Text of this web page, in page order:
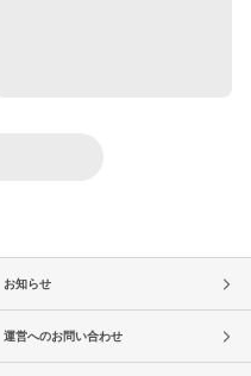
お知らせ
運営へのお問い合わせ